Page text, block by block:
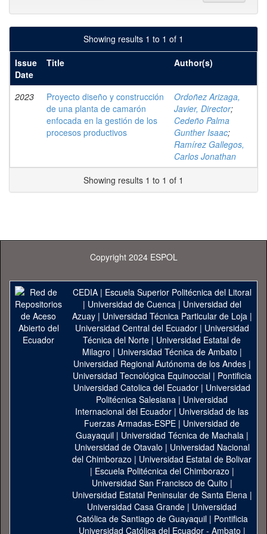
Showing results 1 to 1 of 1
Issue
Date
Title Author(s)
2023
Proyecto diseño y construcción
de una planta de camarón
enfocada en la gestión de los
procesos productivos
Ordoñez Arizaga,
Javier, Director;
Cedeño Palma
Gunther Isaac;
Ramírez Gallegos,
Carlos Jonathan
Showing results 1 to 1 of 1
Copyright 2024 ESPOL
CEDIA| Escuela Superior Politécnica del Litoral
| Universidad de Cuenca| Universidad del
Azuay| Universidad Técnica Particular de Loja|
Universidad Central del Ecuador| Universidad
Técnica del Norte | Universidad Estatal de
Milagro | Universidad Técnica de Ambato |
Universidad Regional Autónoma de los Andes|
Universidad Tecnológica Equinoccial| Pontificia
Universidad Catolica del Ecuador | Universidad
Politécnica Salesiana | Universidad
Internacional del Ecuador | Universidad de las
Fuerzas Armadas-ESPE | Universidad de
Guayaquil| Universidad Técnica de Machala|
Universidad de Otavalo | Universidad Nacional
del Chimborazo | Universidad Estatal de Bolivar
| Escuela Politécnica del Chimborazo |
Universidad San Francisco de Quito |
Universidad Estatal Peninsular de Santa Elena|
Universidad Casa Grande | Universidad
Católica de Santiago de Guayaquil| Pontificia
Universidad Católica del Ecuador - Ambato |